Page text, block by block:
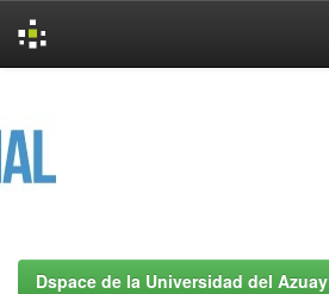
Dspace de la Universidad del Azuay